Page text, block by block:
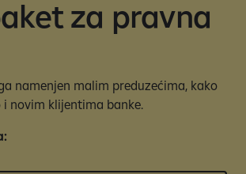
za pravna
namenjen malim preduzećima, kako
novim klijentima banke.